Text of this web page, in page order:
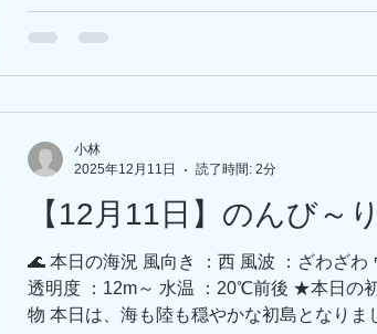
ました👀 この子もオレンジと一緒にどんど
子まで、ウミウシたちも増えてます～ 本日
充実しております～ 本日のブログはこの程
一年を終えることができました。 初島の海
くださった皆さま、ブログやSNSを見て応
った皆さま、本当にありがとうございます
【12月11日】のんび～り
🌊 本日の海況 風向き ：西 風波 ：ざわざわ
透明度 ：12m～ 水温 ：20℃前後 ★本日の
物 本日は、海も陸も穏やかな初島となりま
小林
2025年12月11日
読了時間: 2分